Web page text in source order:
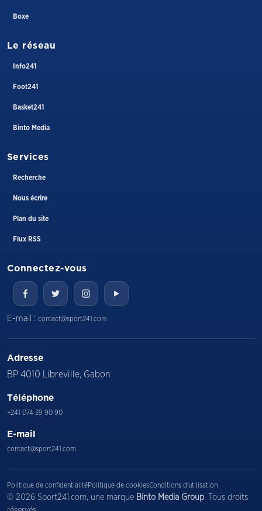
Boxe
Le réseau
Info241
Foot241
Basket241
Binto Media
Services
Recherche
Nous écrire
Plan du site
Flux RSS
Connectez-vous
E-mail : contact@sport241.com
Adresse
BP 4010 Libreville, Gabon
Téléphone
+241 074 39 90 90
E-mail
contact@sport241.com
Politique de confidentialitéPolitique de cookiesConditions d'utilisation
© 2026 Sport241.com, une marque Binto Media Group. Tous droits